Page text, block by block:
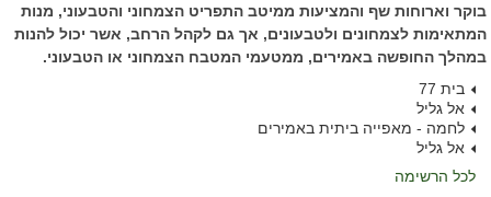
בוקר וארוחות שף והמציעות ממיטב התפריט הצמחוני והטבעוני, מנות
המתאימות לצמחונים ולטבעונים, אך גם לקהל הרחב, אשר יכול להנות
במהלך החופשה באמירים, ממטעמי המטבח הצמחוני או הטבעוני.
בית 77
אל גליל
לחמה - מאפייה ביתית באמירים
אל גליל
לכל הרשימה